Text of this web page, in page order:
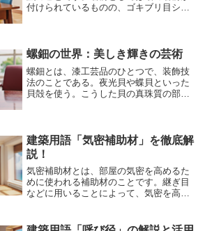
性が高いガラスとして、様々な場所で使
維壁とは、ポリエステル、ナイロンなど
た、汚れや傷に強く、耐久性に優れてい
ます。しかし、天然繊維壁に比べて、吸
湿性や放湿性が劣るため、室内の湿度を
快適に保つことが難しいというデメリッ
トもあります。
付けられているものの、ゴキブリ目シロ
題で、木造建築の木材を食い荒らしてし
まいます。熱帯から亜熱帯まで陸上であ
ればほとんどの地域に分布しており、大
きな被害を出してしまうこともありま
す。特に問題となるのは家白蟻であり、
殺虫剤を使うことになるため、許可なし
に行なうことは法律的にもできません。
特に影響の大きい亜ヒ酸に関しては、使
用は全面的に禁止されています。
螺鈿の世界：美しき輝きの芸術
螺鈿とは、漆工芸品のひとつで、装飾技
法のことである 。夜光貝や蝶貝といった
貝殻を使う。こうした貝の真珠質の部分
輸入されてきた物で、単独で使用された
物ではない。琥珀や亀甲などと組み合わ
せて楽器などに使われていた。この装飾
された物が、螺鈿紫檀五絃琵琶、螺鈿紫
檀阮咸として正倉院宝物に残されてい
る。平安時代には入り、さらに技術は進
出を含め高い人気になっていったが、鎖
建築用語「気密補助材」を徹底解
説！
気密補助材とは、部屋の気密を高めるた
めに使われる補助材のことです。継ぎ目
などに用いることによって、気密を高め
も、現場打ちで使う発泡ウレタンなど